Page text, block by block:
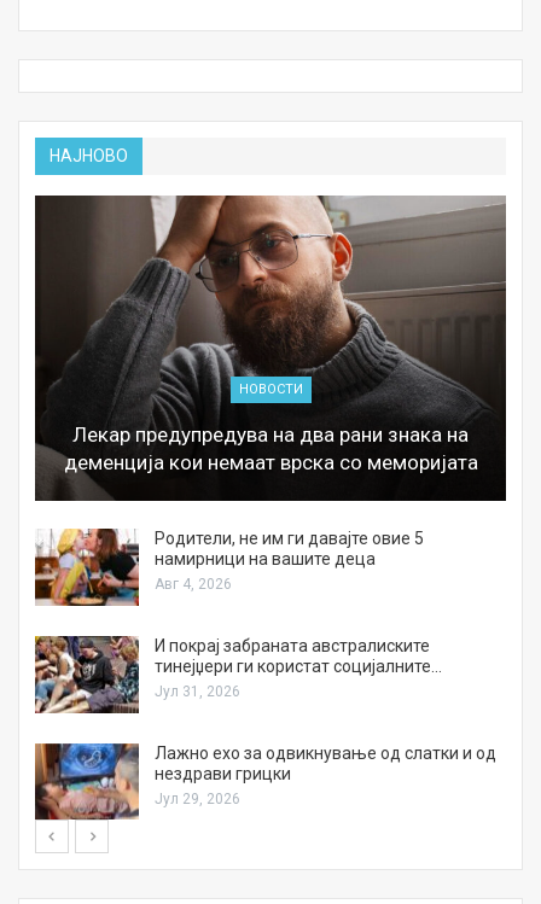
НАЈНОВО
НОВОСТИ
Лекар предупредува на два рани знака на
деменција кои немаат врска со меморијата
Родители, не им ги давајте овие 5
намирници на вашите деца
Авг 4, 2026
И покрај забраната австралиските
тинејџери ги користат социјалните…
Јул 31, 2026
Лажно ехо за одвикнување од слатки и од
нездрави грицки
Јул 29, 2026